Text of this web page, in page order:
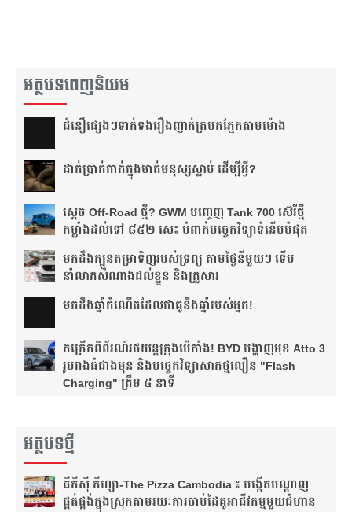
អត្ថបទពេញនិយម
ជំនឿ​ផ្សេងៗ​ទាក់ទង​រឿង​ញាក់​ត្របក​ភ្នែក​តាម​ម៉ោង​
ដាក់​ប្រាក់​កាក់​ក្នុង​មាត់​មនុស្ស​ស្លាប់ ដើម្បី​អ្វី?
ស្តេច Off-Road ថ្មី? GWM បញ្ចេញ Tank 700 ស៊េរីថ្មី
កម្លាំងដល់ទៅ ៨៥២ សេះ បំពាក់បច្ចេកវិទ្យាទំនើបបំផុត
មកដឹងក្បួនតម្រាទិញរបស់ទ្រព្យ តាមថ្ងៃនីមួយៗ ទើប
នាំលាភសំណាងដល់ខ្លួន និងគ្រួសារ
មក​ដឹងឆ្នាំ​កំណើត​ដែល​ជា​គូ​នឹង​ឆ្នាំ​របស់​អ្នក!​
កក្រើកពិព័រណ៍រថយន្តក្រុងប៉េកាំង! BYD បង្ហាញមុខ Atto 3
រូបរាងធំជាងមុន និងបច្ចេកវិទ្យាសាកថ្មលឿន "Flash
Charging" ត្រឹម ៥ នាទី
អត្ថបទថ្មី
ធីភីស៊ី ភីហ្សា-The Pizza Cambodia ៖ បង្កើត​បណ្តាញ​
ផ្គត់ផ្គង់​ក្នុង​ស្រុក​តាមរយៈ​ការ​ចាប់​ដៃ​គូ​អាជីវកម្ម​មួយ​ជំហាន​